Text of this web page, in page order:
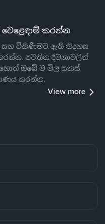
කරන්න
සහ විකිණීමට ඇති නිදහස
පවතින දීමනාවලින්
ඔබේ ම මිල සකස්
කරන්න.
View more